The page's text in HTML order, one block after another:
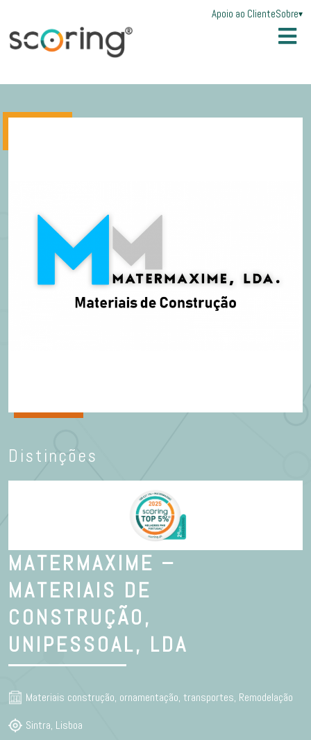
Apoio ao ClienteSobre▾
Distinções
MATERMAXIME –
MATERIAIS DE
CONSTRUÇÃO,
UNIPESSOAL, LDA
Materiais construção, ornamentação, transportes, Remodelação
Sintra, Lisboa